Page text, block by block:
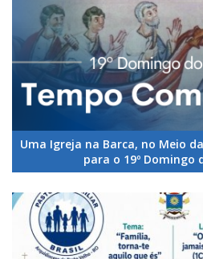
Uma Igreja na Barca, no Meio
para o 19º Domingo